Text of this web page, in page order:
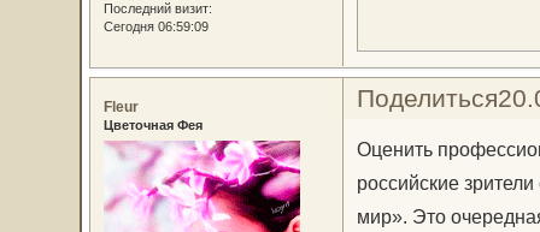
Последний визит:
Сегодня 06:59:09
Поделиться
Fleur
Цветочная Фея
Оценить
российские
мир». Это